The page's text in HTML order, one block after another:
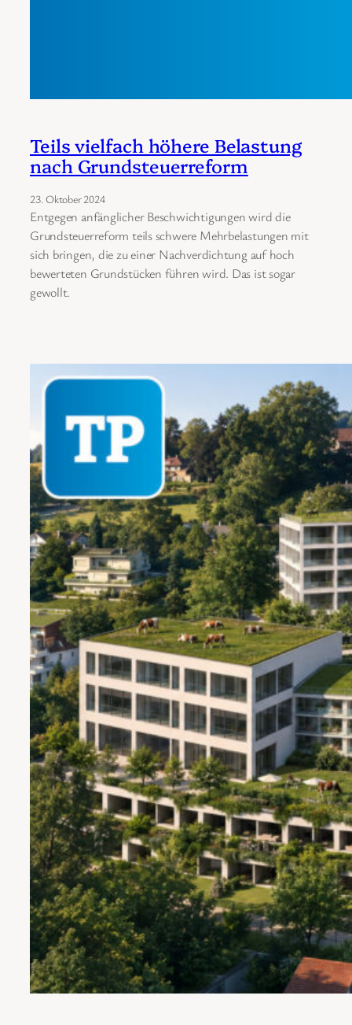
Teils vielfach höhere Belastung
nach Grundsteuerreform
23. Oktober 2024
Entgegen anfänglicher Beschwichtigungen wird die
Grundsteuerreform teils schwere Mehrbelastungen mit
sich bringen, die zu einer Nachverdichtung auf hoch
bewerteten Grundstücken führen wird. Das ist sogar
gewollt.